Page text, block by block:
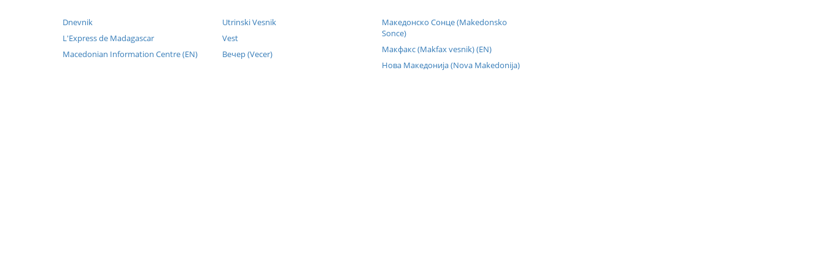
Dnevnik
L'Express de Madagascar
Macedonian Information Centre (EN)
Utrinski Vesnik
Vest
Вечер (Vecer)
Македонско Сонце (Makedonsko
Sonce)
Макфакс (Makfax vesnik) (EN)
Нова Македонија (Nova Makedonija)